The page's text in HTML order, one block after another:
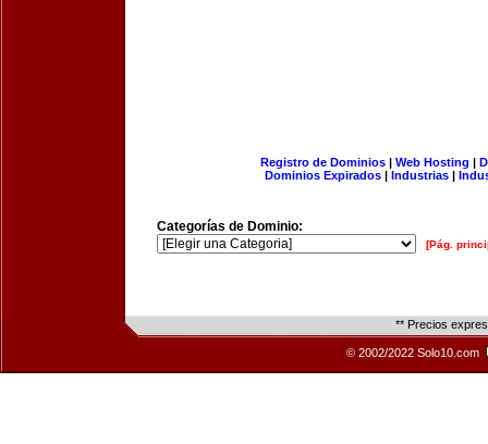
Registro de Dominios| Web Hosting |
Dominios Expirados | Industrias |
Categorías de Dominio:
[Pág.
** Precios
© 2002/2022 Solo10.com